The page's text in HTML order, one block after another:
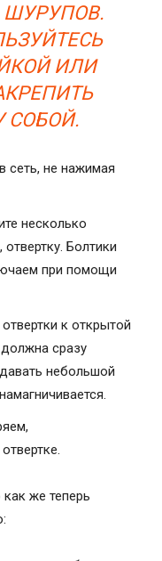
ШУРУПОВ.
ИЛИ
СОБОЙ.
сеть, не нажимая
несколько
Болтики
при помощи
к открытой
сразу
небольшой
же теперь